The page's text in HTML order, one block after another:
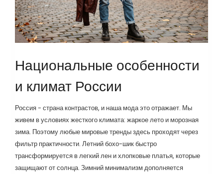
Национальные особенности
и климат России
Россия - страна контрастов, и наша мода это отражает. Мы
живем в условиях жесткого климата: жаркое лето и морозная
зима. Поэтому любые мировые тренды здесь проходят через
фильтр практичности. Летний бохо-шик быстро
трансформируется в легкий лен и хлопковые платья, которые
защищают от солнца. Зимний минимализм дополняется